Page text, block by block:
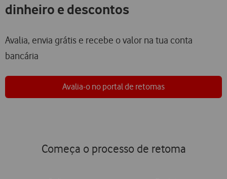
dinheiro e descontos
Avalia, envia grátis e recebe o valor na tua conta
bancária
Avalia-o no portal de retomas
Começa o processo de retoma